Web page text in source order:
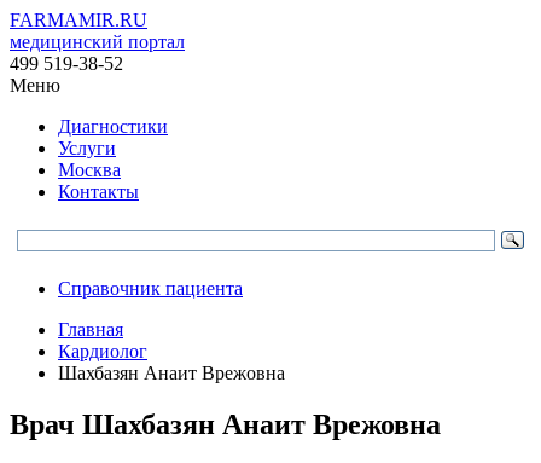
FARMAMIR.RU
медицинский портал
499 519-38-52
Меню
Диагностики
Услуги
Москва
Контакты
Справочник пациента
Главная
Кардиолог
Шахбазян Анаит Врежовна
Врач Шахбазян Анаит Врежовна